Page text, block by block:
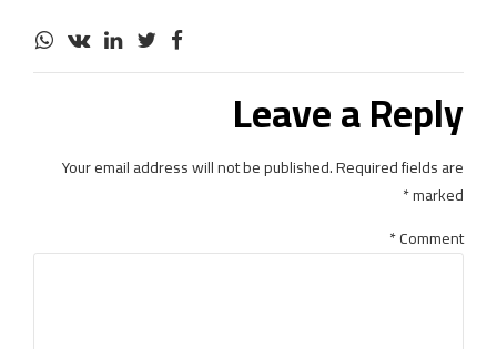
Leave a Reply
Your email address will not be published. Required fields are
marked *
Comment
*